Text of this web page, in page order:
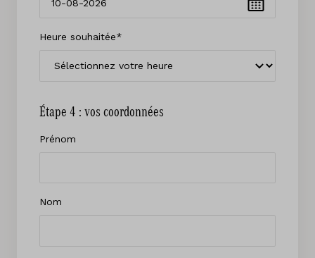
Heure souhaitée*
Étape 4 : vos coordonnées
Prénom
Nom